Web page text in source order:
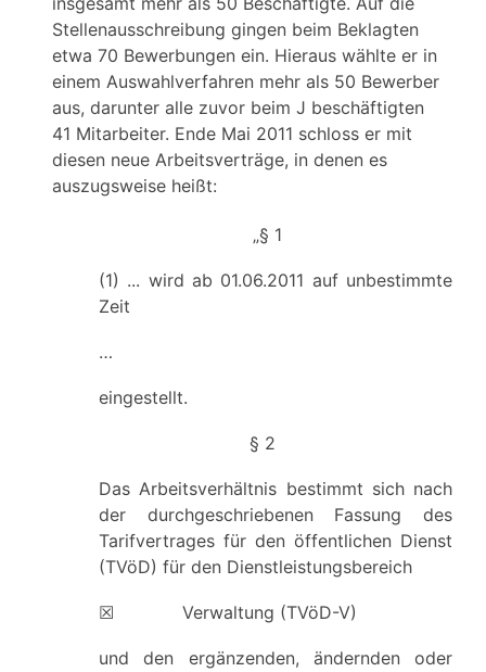
Stellenausschreibung gingen beim Beklagten
etwa 70 Bewerbungen ein. Hieraus wählte er in
einem Auswahlverfahren mehr als 50 Bewerber
aus, darunter alle zuvor beim J beschäftigten
41 Mitarbeiter. Ende Mai 2011 schloss er mit
diesen neue Arbeitsverträge, in denen es
auszugsweise heißt:
„§ 1
(1) ... wird ab 01.06.2011 auf unbestimmte
Zeit
…
eingestellt.
§ 2
Das Arbeitsverhältnis bestimmt sich nach
der durchgeschriebenen Fassung des
Tarifvertrages für den öffentlichen Dienst
(TVöD) für den Dienstleistungsbereich
☒ Verwaltung (TVöD-V)
und den ergänzenden, ändernden oder